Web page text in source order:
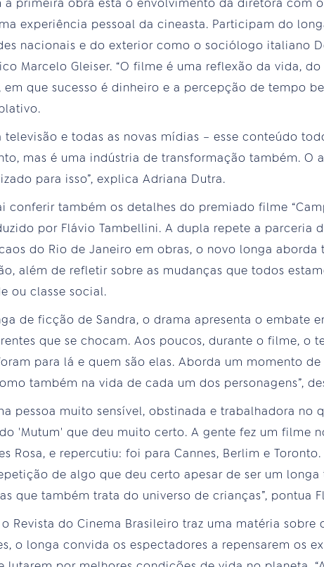
primeira obra está o envolvimento da diretora com
experiência pessoal da cineasta. Participam do
nacionais e do exterior como o sociólogo italiano
Marcelo Gleiser. “O filme é uma reflexão da vida,
que sucesso é dinheiro e a percepção de tempo
televisão e todas as novas mídias – esse conteúdo
mas é uma indústria de transformação também. O
para isso”, explica Adriana Dutra.
conferir também os detalhes do premiado filme
por Flávio Tambellini. A dupla repete a parceria
do Rio de Janeiro em obras, o novo longa
além de refletir sobre as mudanças que todos
ou classe social.
de ficção de Sandra, o drama apresenta o embate
que se chocam. Aos poucos, durante o filme, o
para lá e quem são elas. Aborda um momento
também na vida de cada um dos personagens”,
pessoa muito sensível, obstinada e trabalhadora no
'Mutum' que deu muito certo. A gente fez um filme
Rosa, e repercutiu: foi para Cannes, Berlim e
de algo que deu certo apesar de ser um
que também trata do universo de crianças”, pontua
Revista do Cinema Brasileiro traz uma matéria sobre
o longa convida os espectadores a repensarem os